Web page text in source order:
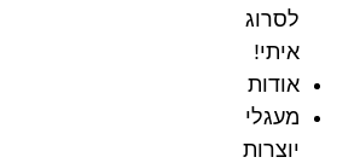
לסרוג
איתי!
אודות
מעגלי
יוצרות